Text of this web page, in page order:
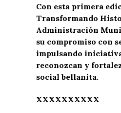
Con esta primera
Transformando
Administración
su compromiso con
impulsando
reconozcan y
social bellanita.
XXXXXXXXXX